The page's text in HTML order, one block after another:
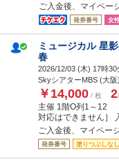
ご入金後、マイペー
発券番号 女
ミュージカル 星
春
2026/12/03 (木) 17時30
SkyシアターMBS (大阪)
￥14,000 / 枚 2
主催 1階O列1～12
対応はできません］
ご入金後、マイペー
発券番号 塗りつぶしなし